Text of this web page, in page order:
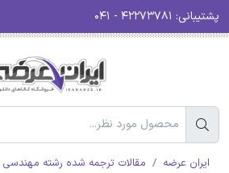
پشتیبانی:
ایران عرضه مقالات ترجمه شده رشته مهندسی